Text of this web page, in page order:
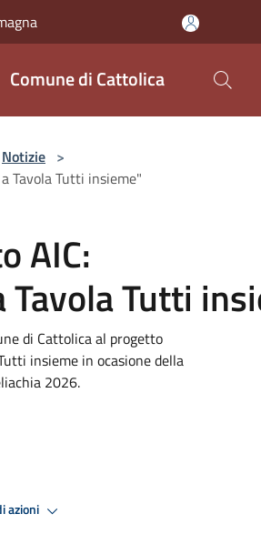
Comune di Cattolica
Notizie >
Tavola Tutti insieme"
AIC:
Tavola Tutti
di Cattolica al progetto
insieme in ocasione della
2026.
azioni